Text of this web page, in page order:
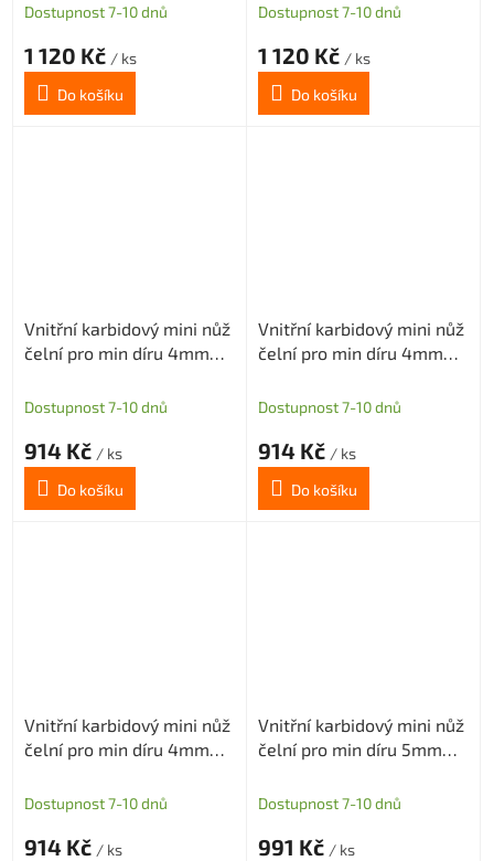
Dostupnost 7-10 dnů
1 120 Kč / ks
Do košíku
Dostupnost 7-10 dnů
1 120 Kč / ks
Do košíku
Vnitřní karbidový mini nůž
čelní pro min díru 4mm
Dostupnost 7-10 dnů
914 Kč / ks
Do košíku
Vnitřní karbidový mini nůž
čelní pro min díru 4mm
Dostupnost 7-10 dnů
914 Kč / ks
Do košíku
Vnitřní karbidový mini nůž
čelní pro min díru 4mm
Dostupnost 7-10 dnů
914 Kč / ks
Vnitřní karbidový mini nůž
čelní pro min díru 5mm
Dostupnost 7-10 dnů
991 Kč / ks